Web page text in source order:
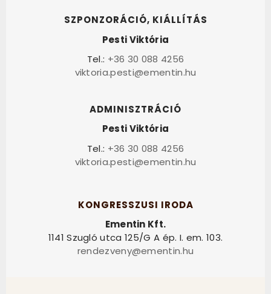
SZPONZORÁCIÓ, KIÁLLÍTÁS
Pesti Viktória
Tel.: +36 30 088 4256
viktoria.pesti@ementin.hu
ADMINISZTRÁCIÓ
Pesti Viktória
Tel.: +36 30 088 4256
viktoria.pesti@ementin.hu
KONGRESSZUSI IRODA
Ementin Kft.
1141 Szugló utca 125/G A ép. I. em. 103.
rendezveny@ementin.hu